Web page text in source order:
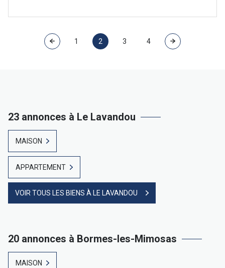
1 2 3 4
23 annonces à Le Lavandou
MAISON
APPARTEMENT
VOIR TOUS LES BIENS À LE LAVANDOU
20 annonces à Bormes-les-Mimosas
MAISON